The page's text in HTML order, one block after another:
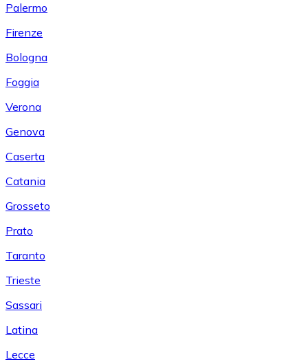
Palermo
Firenze
Bologna
Foggia
Verona
Genova
Caserta
Catania
Grosseto
Prato
Taranto
Trieste
Sassari
Latina
Lecce